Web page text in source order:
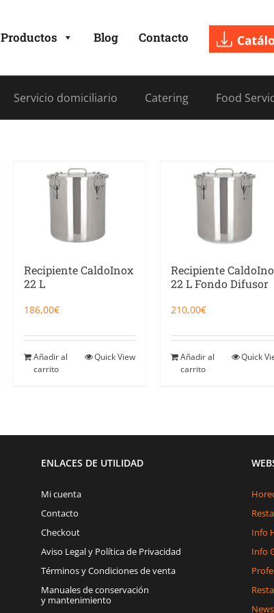
Productos Blog Contacto
Servicio domiciliario Catering Food
Recipiente CaldoInox
22 L
186,00€
Añadir al
carrito
Quick View
Recipiente
22 L Fondo Difusor
210,00€
Añadir al
carrito
Quick
ENLACES DE UTILIDAD
Mi cuenta
Contacto
Checkout
Aviso Legal y Política de Privacidad
Términos y Condiciones de venta
Manuales de conservación
y mantenimiento
Info
Info